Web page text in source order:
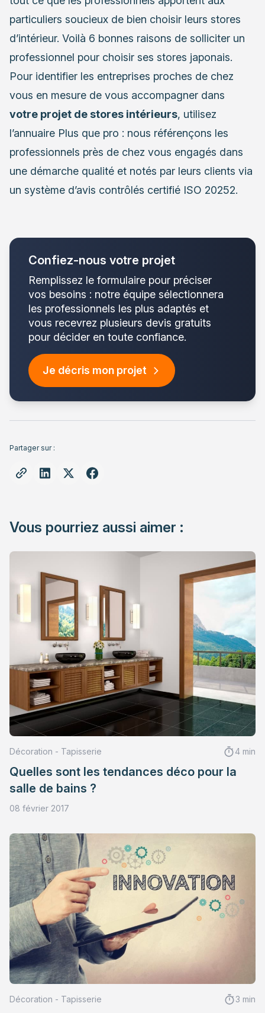
particuliers soucieux de bien choisir leurs stores
d’intérieur. Voilà 6 bonnes raisons de solliciter un
professionnel pour choisir ses stores japonais.
Pour identifier les entreprises proches de chez
vous en mesure de vous accompagner dans
votre projet de stores intérieurs, utilisez
l’annuaire Plus que pro : nous référençons les
professionnels près de chez vous engagés dans
une démarche qualité et notés par leurs clients via
un système d’avis contrôlés certifié ISO 20252.
Confiez-nous votre projet
Remplissez le formulaire pour préciser
vos besoins : notre équipe sélectionnera
les professionnels les plus adaptés et
vous recevrez plusieurs devis gratuits
pour décider en toute confiance.
Je décris mon projet
Partager sur :
Vous pourriez aussi aimer :
Décoration - Tapisserie 4 min
Quelles sont les tendances déco pour la
salle de bains ?
08 février 2017
Décoration - Tapisserie 3 min